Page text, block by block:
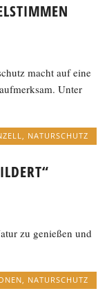
macht auf eine
Unter
NATURSCHUTZ
zu genießen und
, NATURSCHUTZ